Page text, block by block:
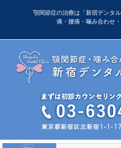
顎関節症の治療は「新宿デンタ
痛・腰痛・噛み合わせ